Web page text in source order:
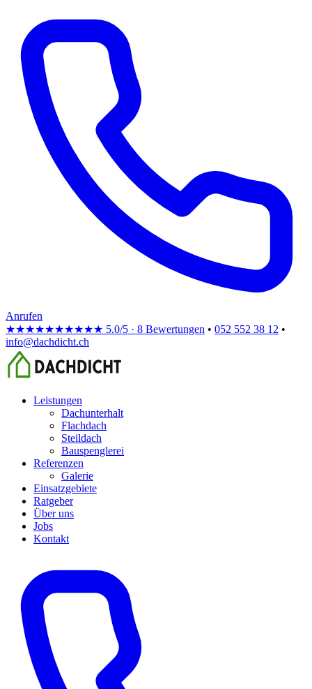
Anrufen
★★★★★★★★★★ 5.0/5 · 8 Bewertungen • 052 552 38 12 •
info@dachdicht.ch
Leistungen
Dachunterhalt
Flachdach
Steildach
Bauspenglerei
Referenzen
Galerie
Einsatzgebiete
Ratgeber
Über uns
Jobs
Kontakt